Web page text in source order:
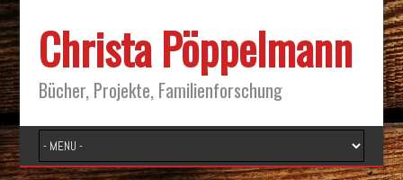
Christa Pöppelmann
Bücher, Projekte, Familienforschung